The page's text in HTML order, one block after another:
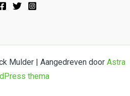
Mulder | Aangedreven door Astra
thema